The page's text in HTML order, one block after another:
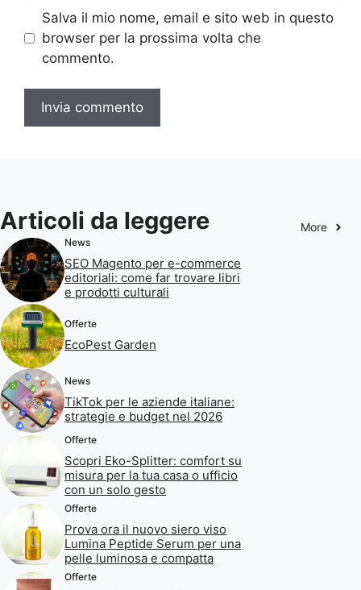
Salva il mio nome, email e sito web in questo
browser per la prossima volta che
commento.
Articoli da leggere More
News
SEO Magento per e-commerce
editoriali: come far trovare libri
e prodotti culturali
Offerte
EcoPest Garden
News
TikTok per le aziende italiane:
strategie e budget nel 2026
Offerte
Scopri Eko-Splitter: comfort su
misura per la tua casa o ufficio
con un solo gesto
Offerte
Prova ora il nuovo siero viso
Lumina Peptide Serum per una
pelle luminosa e compatta
Offerte